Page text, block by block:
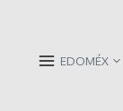
EDOMÉX